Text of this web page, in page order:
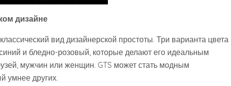
дизайне
вид дизайнерской простоты. Три варианта цвета
и бледно-розовый, которые делают его идеальным
мужчин или женщин. GTS может стать модным
умнее других.